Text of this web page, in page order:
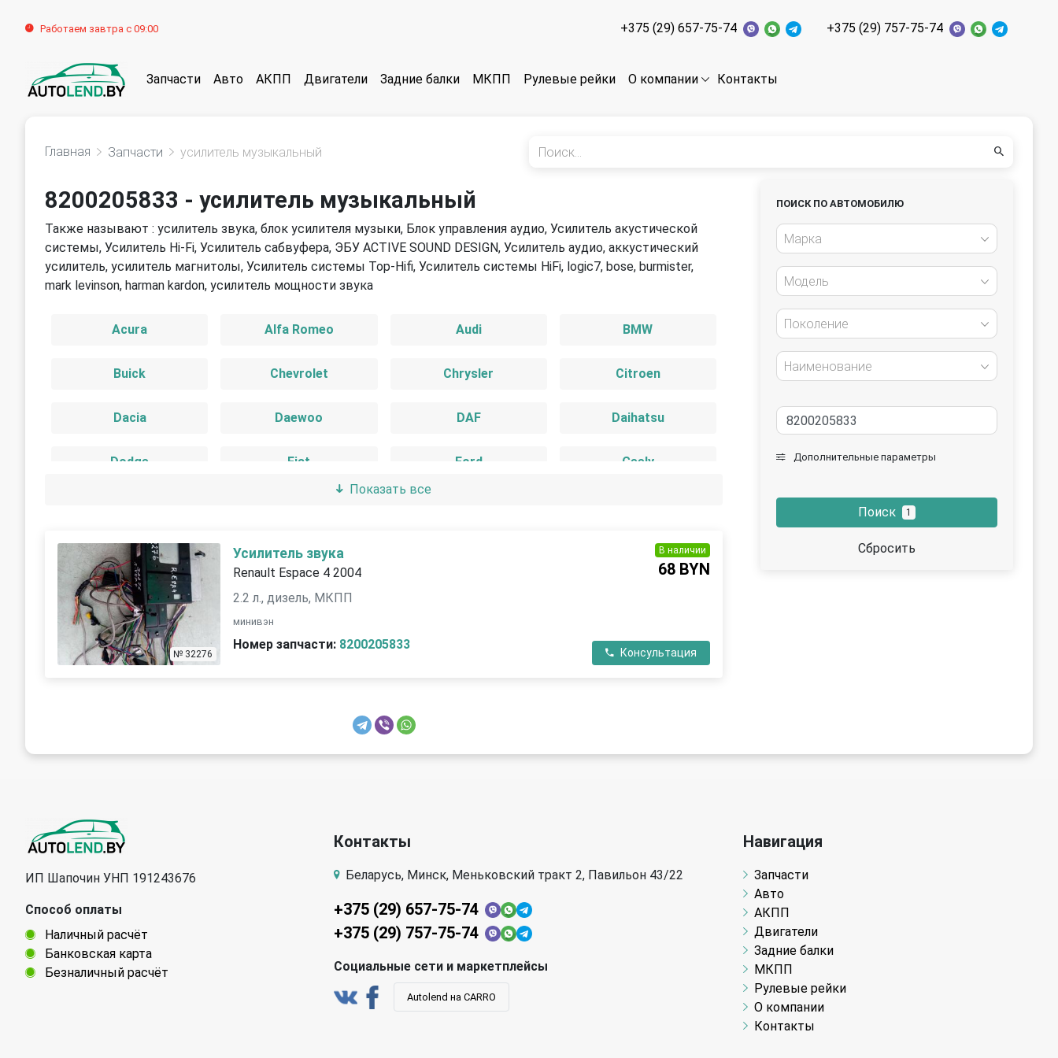
Работаем завтра с 09:00 +375 (29) 657-75-74 +375 (29) 757-75-74
Запчасти Авто АКПП Двигатели Задние балки МКПП Рулевые рейки О компании Контакты
Главная Запчасти усилитель музыкальный
8200205833 - усилитель музыкальный
Также называют : усилитель звука, блок усилителя музыки, Блок управления аудио, Усилитель акустической
системы, Усилитель Hi-Fi, Усилитель сабвуфера, ЭБУ ACTIVE SOUND DESIGN, Усилитель аудио, аккустический
усилитель, усилитель магнитолы, Усилитель системы Top-Hifi, Усилитель системы HiFi, logic7, bose, burmister,
mark levinson, harman kardon, усилитель мощности звука
Acura Alfa Romeo Audi BMW
Buick Chevrolet Chrysler Citroen
Dacia Daewoo DAF Daihatsu
Dodge Fiat Ford Geely
Iran Khodro Isuzu Jaguar
Jeep Kia
Land Rover Lexus Mazda
Tata
Показать все
№ 32276
Усилитель звука
Renault Espace 4 2004
2.2 л., дизель, МКПП
минивэн
Номер запчасти: 8200205833
В наличии
68 BYN
Консультация
ПОИСК ПО АВТОМОБИЛЮ
Марка
Модель
Поколение
Наименование
Дополнительные параметры
Поиск 1
Сбросить
ИП Шапочин УНП 191243676
Способ оплаты
Наличный расчёт
Банковская карта
Безналичный расчёт
Контакты
Беларусь, Минск, Меньковский тракт 2, Павильон 43/22
+375 (29) 657-75-74
+375 (29) 757-75-74
Социальные сети и маркетплейсы
Autolend на CARRO
Навигация
Запчасти
Авто
АКПП
Двигатели
Задние балки
МКПП
Рулевые рейки
О компании
Контакты